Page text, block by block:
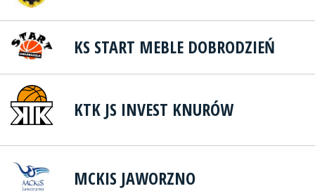
KS START MEBLE DOBRODZIEŃ
KTK JS INVEST KNURÓW
MCKIS JAWORZNO